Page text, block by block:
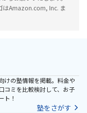
Amazon.com, Inc. ま
けの塾情報を掲載。料金や
コミを比較検討して、お子
ト！
塾をさがす